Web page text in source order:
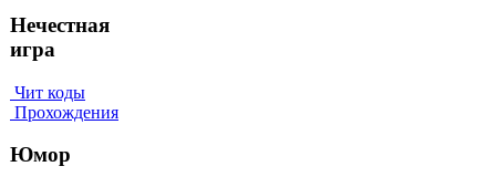
Нечестная
игра
Чит коды
Прохождения
Юмор